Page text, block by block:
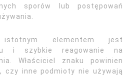
sporów lub postępowań
elementem jest
i szybkie reagowanie na
Właściciel znaku powinien
czy inne podmioty nie używają